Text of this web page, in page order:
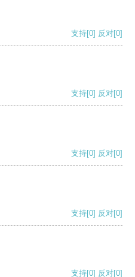
支持[0] 反对[0]
支持[0] 反对[0]
支持[0] 反对[0]
支持[0] 反对[0]
支持[0] 反对[0]